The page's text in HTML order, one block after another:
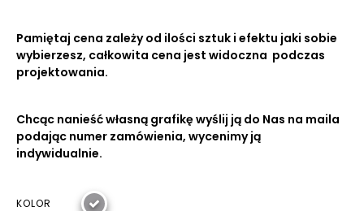
Pamiętaj cena zależy od ilości sztuk i efektu jaki sobie
wybierzesz, całkowita cena jest widoczna podczas
projektowania.
Chcąc nanieść własną grafikę wyślij ją do Nas na maila
podając numer zamówienia, wycenimy ją
indywidualnie.
KOLOR